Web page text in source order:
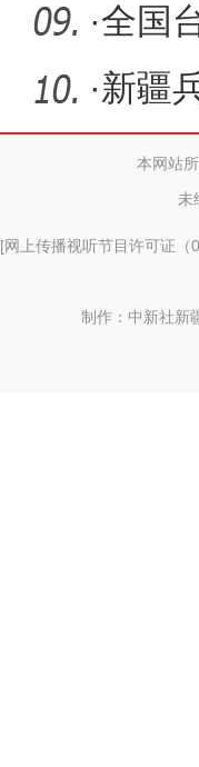
秀案
·全国
营开营
·新疆
务消
本网站
未
[网上传播视听节目许可证（
制作：中新社